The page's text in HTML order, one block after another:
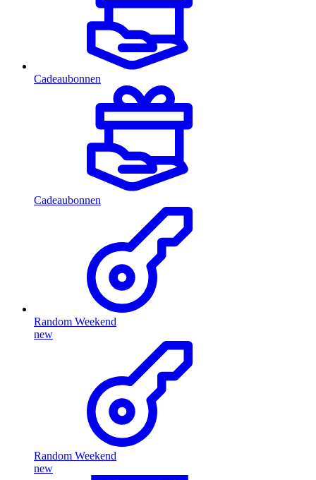
Cadeaubonnen
Cadeaubonnen
Random Weekend
new
Random Weekend
new